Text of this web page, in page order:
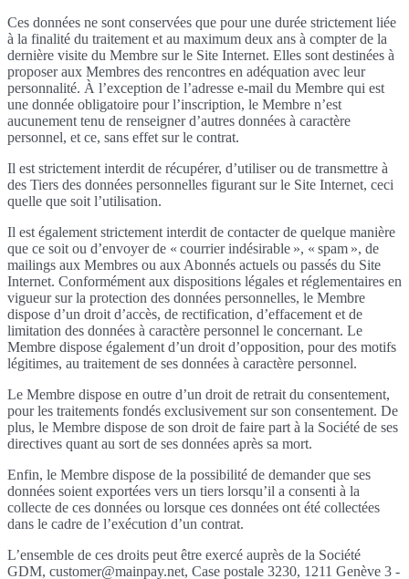
Ces données ne sont conservées que pour une durée strictement liée
à la finalité du traitement et au maximum deux ans à compter de la
dernière visite du Membre sur le Site Internet. Elles sont destinées à
proposer aux Membres des rencontres en adéquation avec leur
personnalité. À l’exception de l’adresse e-mail du Membre qui est
une donnée obligatoire pour l’inscription, le Membre n’est
aucunement tenu de renseigner d’autres données à caractère
personnel, et ce, sans effet sur le contrat.
Il est strictement interdit de récupérer, d’utiliser ou de transmettre à
des Tiers des données personnelles figurant sur le Site Internet, ceci
quelle que soit l’utilisation.
Il est également strictement interdit de contacter de quelque manière
que ce soit ou d’envoyer de « courrier indésirable », « spam », de
mailings aux Membres ou aux Abonnés actuels ou passés du Site
Internet. Conformément aux dispositions légales et réglementaires en
vigueur sur la protection des données personnelles, le Membre
dispose d’un droit d’accès, de rectification, d’effacement et de
limitation des données à caractère personnel le concernant. Le
Membre dispose également d’un droit d’opposition, pour des motifs
légitimes, au traitement de ses données à caractère personnel.
Le Membre dispose en outre d’un droit de retrait du consentement,
pour les traitements fondés exclusivement sur son consentement. De
plus, le Membre dispose de son droit de faire part à la Société de ses
directives quant au sort de ses données après sa mort.
Enfin, le Membre dispose de la possibilité de demander que ses
données soient exportées vers un tiers lorsqu’il a consenti à la
collecte de ces données ou lorsque ces données ont été collectées
dans le cadre de l’exécution d’un contrat.
L’ensemble de ces droits peut être exercé auprès de la Société
GDM, customer@mainpay.net, Case postale 3230, 1211 Genève 3 -